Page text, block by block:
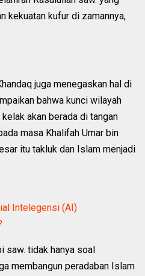
kekuatan kufur di zamannya,
juga menegaskan hal di
bahwa kunci wilayah
akan berada di tangan
masa Khalifah Umar bin
itu takluk dan Islam menjadi
Intelegensi (AI)
saw. tidak hanya soal
membangun peradaban Islam